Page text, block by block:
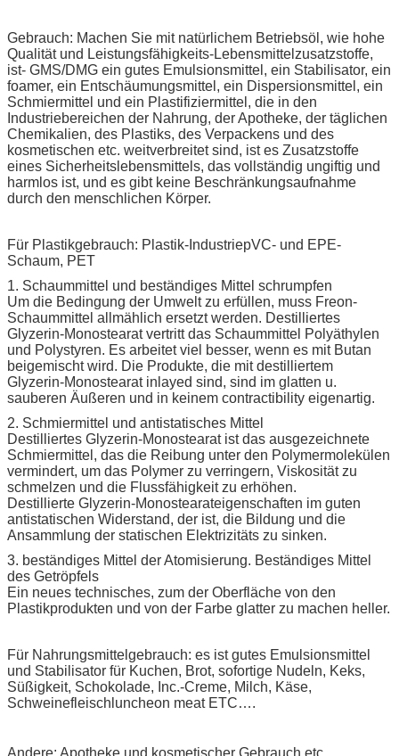
Gebrauch: Machen Sie mit natürlichem Betriebsöl, wie hohe
Qualität und Leistungsfähigkeits-Lebensmittelzusatzstoffe,
ist- GMS/DMG ein gutes Emulsionsmittel, ein Stabilisator, ein
foamer, ein Entschäumungsmittel, ein Dispersionsmittel, ein
Schmiermittel und ein Plastifiziermittel, die in den
Industriebereichen der Nahrung, der Apotheke, der täglichen
Chemikalien, des Plastiks, des Verpackens und des
kosmetischen etc. weitverbreitet sind, ist es Zusatzstoffe
eines Sicherheitslebensmittels, das vollständig ungiftig und
harmlos ist, und es gibt keine Beschränkungsaufnahme
durch den menschlichen Körper.
Für Plastikgebrauch: Plastik-IndustriepVC- und EPE-
Schaum, PET
1. Schaummittel und beständiges Mittel schrumpfen
Um die Bedingung der Umwelt zu erfüllen, muss Freon-
Schaummittel allmählich ersetzt werden. Destilliertes
Glyzerin-Monostearat vertritt das Schaummittel Polyäthylen
und Polystyren. Es arbeitet viel besser, wenn es mit Butan
beigemischt wird. Die Produkte, die mit destilliertem
Glyzerin-Monostearat inlayed sind, sind im glatten u.
sauberen Äußeren und in keinem contractibility eigenartig.
2. Schmiermittel und antistatisches Mittel
Destilliertes Glyzerin-Monostearat ist das ausgezeichnete
Schmiermittel, das die Reibung unter den Polymermolekülen
vermindert, um das Polymer zu verringern, Viskosität zu
schmelzen und die Flussfähigkeit zu erhöhen.
Destillierte Glyzerin-Monostearateigenschaften im guten
antistatischen Widerstand, der ist, die Bildung und die
Ansammlung der statischen Elektrizitäts zu sinken.
3. beständiges Mittel der Atomisierung. Beständiges Mittel
des Getröpfels
Ein neues technisches, zum der Oberfläche von den
Plastikprodukten und von der Farbe glatter zu machen heller.
Für Nahrungsmittelgebrauch: es ist gutes Emulsionsmittel
und Stabilisator für Kuchen, Brot, sofortige Nudeln, Keks,
Süßigkeit, Schokolade, Inc.-Creme, Milch, Käse,
Schweinefleischluncheon meat ETC….
Andere: Apotheke und kosmetischer Gebrauch etc.